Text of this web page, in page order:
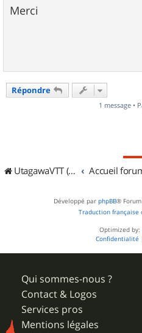
Merci
Répondre
1 message •
UtagawaVTT (Randos VTT et VTTAE avec traces GPS) Accueil
Développé par phpBB®
Traduction française
Optimized by:
Confidentialité
Qui sommes-nous ?
Contact & Logos
Services pros
Mentions légales